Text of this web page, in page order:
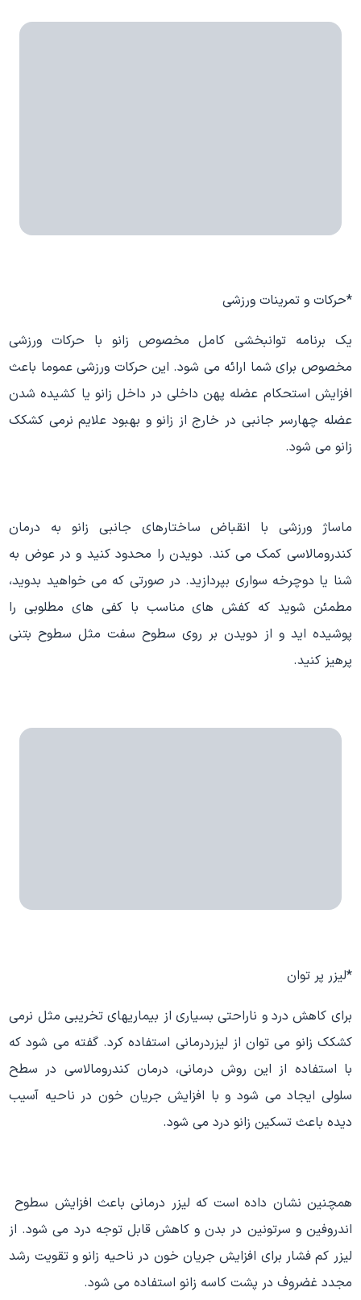
*حرکات و تمرینات ورزشی
یک برنامه توانبخشی کامل مخصوص زانو با حرکات ورزشی
مخصوص برای شما ارائه می شود. این حرکات ورزشی عموما باعث
افزایش استحکام عضله پهن داخلی در داخل زانو یا کشیده شدن
عضله چهارسر جانبی در خارج از زانو و بهبود علایم نرمی کشکک
زانو می شود.
ماساژ ورزشی با انقباض ساختارهای جانبی زانو به درمان
کندرومالاسی کمک می کند. دویدن را محدود کنید و در عوض به
شنا یا دوچرخه سواری بپردازید. در صورتی که می خواهید بدوید،
مطمئن شوید که کفش های مناسب با کفی های مطلوبی را
پوشیده اید و از دویدن بر روی سطوح سفت مثل سطوح بتنی
پرهیز کنید.
*لیزر پر توان
برای کاهش درد و ناراحتی بسیاری از بیماریهای تخریبی مثل نرمی
کشکک زانو می توان از لیزردرمانی استفاده کرد. گفته می شود که
با استفاده از این روش درمانی، درمان کندرومالاسی در سطح
سلولی ایجاد می شود و با افزایش جریان خون در ناحیه آسیب
دیده باعث تسکین زانو درد می شود.
همچنین نشان داده است که لیزر درمانی باعث افزایش سطوح
اندروفین و سرتونین در بدن و کاهش قابل توجه درد می شود. از
لیزر کم فشار برای افزایش جریان خون در ناحیه زانو و تقویت رشد
مجدد غضروف در پشت کاسه زانو استفاده می شود.